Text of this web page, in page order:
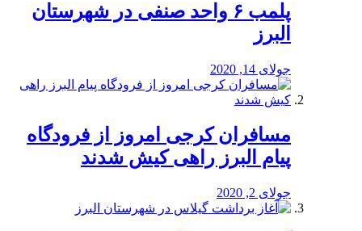
پلمب ۶ واحد صنفی در شهرستان
البرز
جولای 14, 2020
مسافران کرجی امروز از فرودگاه
پیام البرز راهی کیش شدند
جولای 2, 2020